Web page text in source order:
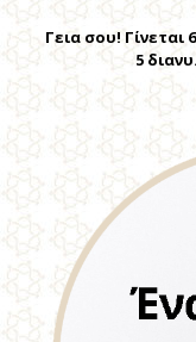
Γεια σου!
5